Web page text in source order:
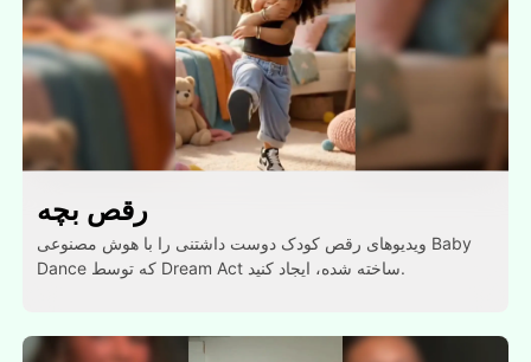
رقص بچه
ویدیوهای رقص کودک دوست داشتنی را با هوش مصنوعی Baby
Dance که توسط Dream Act ساخته شده، ایجاد کنید.